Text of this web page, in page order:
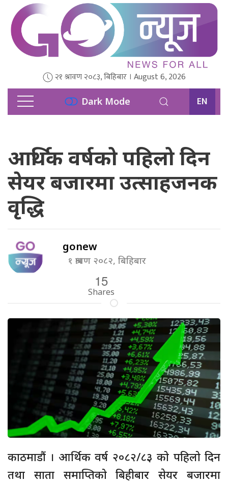
२१ श्रावण २०८३, बिहिबार । August 6, 2026
Dark Mode EN
आर्थिक वर्षको पहिलो दिन
सेयर बजारमा उत्साहजनक
वृद्धि
gonew
१ श्रावण २०८२, बिहिबार
15
Shares
काठमाडौं । आर्थिक वर्ष २०८२/८३ को पहिलो दिन
तथा साता समाप्तिको बिहीबार सेयर बजारमा